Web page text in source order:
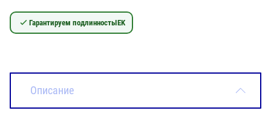
Гарантируем подлинностьIEK
Описание